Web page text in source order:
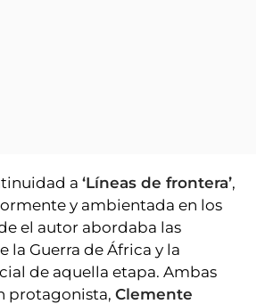
a ‘Líneas de frontera’,
y ambientada en los
el autor abordaba las
la Guerra de África y la
de aquella etapa. Ambas
protagonista, Clemente